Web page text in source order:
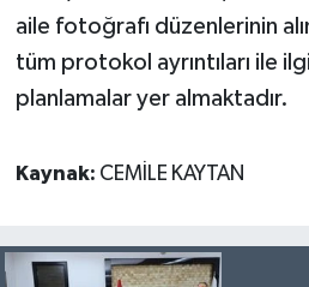
aile fotoğrafı düzenlerinin
tüm protokol ayrıntıları ile
planlamalar yer almaktadır.
Kaynak: CEMİLE KAYTAN